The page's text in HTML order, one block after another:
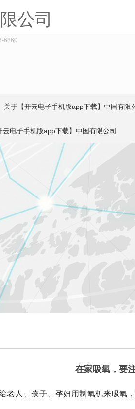
公司
6860
关于【开云电子手机版app下载】中国有限
云电子手机版app下载】中国有限公司
在家吸氧，要
老人、孩子、孕妇用制氧机来吸氧